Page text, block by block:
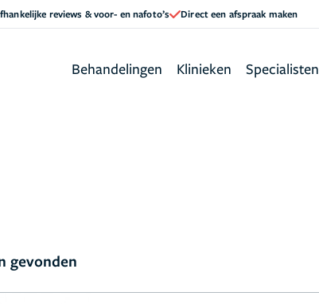
reviews & voor- en nafoto’s Direct een afspraak maken
Behandelingen Klinieken Specialisten
gevonden